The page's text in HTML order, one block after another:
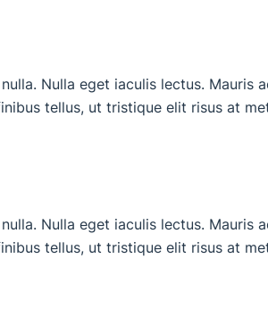
Nulla eget iaculis lectus. Mauris
tellus, ut tristique elit risus at
Nulla eget iaculis lectus. Mauris
tellus, ut tristique elit risus at